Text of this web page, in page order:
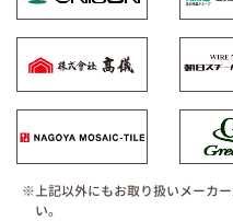
※上記以外にもお取り扱いメーカ
い。